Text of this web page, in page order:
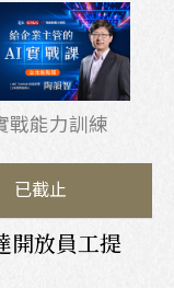
戰能力訓練
已截止
開放員工提